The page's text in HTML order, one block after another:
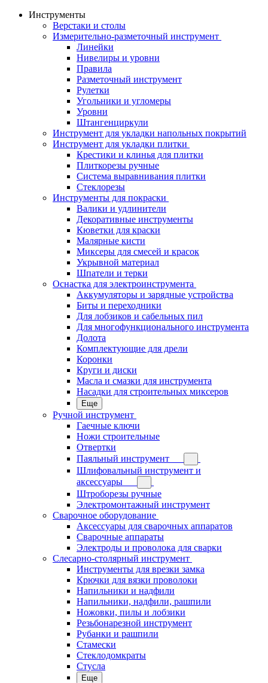
Инструменты
Верстаки и столы
Измерительно-разметочный инструмент
Линейки
Нивелиры и уровни
Правила
Разметочный инструмент
Рулетки
Угольники и угломеры
Уровни
Штангенциркули
Инструмент для укладки напольных покрытий
Инструмент для укладки плитки
Крестики и клинья для плитки
Плиткорезы ручные
Система выравнивания плитки
Стеклорезы
Инструменты для покраски
Валики и удлинители
Декоративные инструменты
Кюветки для краски
Малярные кисти
Миксеры для смесей и красок
Укрывной материал
Шпатели и терки
Оснастка для электроинструмента
Аккумуляторы и зарядные устройства
Биты и переходники
Для лобзиков и сабельных пил
Для многофункционального инструмента
Долота
Комплектующие для дрели
Коронки
Круги и диски
Масла и смазки для инструмента
Насадки для строительных миксеров
Еще
Ручной инструмент
Гаечные ключи
Ножи строительные
Отвертки
Паяльный инструмент
Шлифовальный инструмент и
аксессуары
Штроборезы ручные
Электромонтажный инструмент
Сварочное оборудование
Аксессуары для сварочных аппаратов
Сварочные аппараты
Электроды и проволока для сварки
Слесарно-столярный инструмент
Инструменты для врезки замка
Крючки для вязки проволоки
Напильники и надфили
Напильники, надфили, рашпили
Ножовки, пилы и лобзики
Резьбонарезной инструмент
Рубанки и рашпили
Стамески
Стеклодомкраты
Стусла
Еще